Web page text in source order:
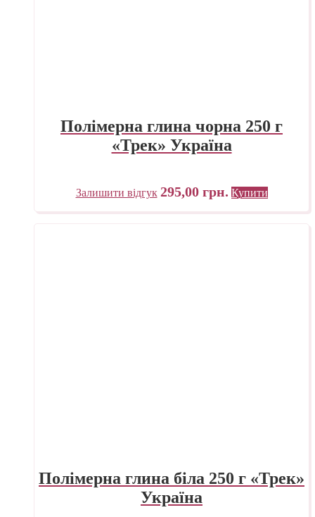
Полімерна глина чорна 250 г
«Трек» Україна
Залишити відгук 295,00 грн. Купити
Полімерна глина біла 250 г «Трек»
Україна